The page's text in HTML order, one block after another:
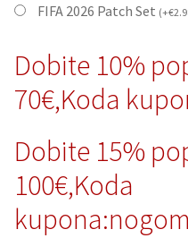
FIFA 2026 Patch Set (+€
Dobite 10%
70€,Koda
Dobite 15%
100€,Koda